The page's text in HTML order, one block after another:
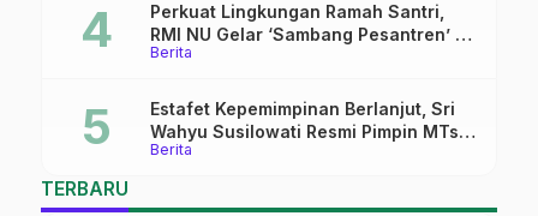
Berita
Perkuat Lingkungan Ramah Santri,
RMI NU Gelar ‘Sambang Pesantren’ di
Pati
Berita
Estafet Kepemimpinan Berlanjut, Sri
Wahyu Susilowati Resmi Pimpin MTs
Ma’arif Sapuran
TERBARU